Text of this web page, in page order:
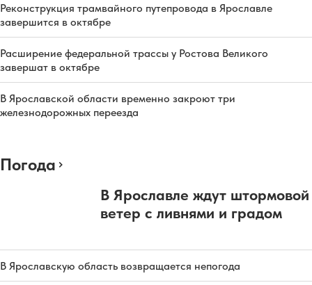
Реконструкция трамвайного путепровода в Ярославле
завершится в октябре
Расширение федеральной трассы у Ростова Великого
завершат в октябре
В Ярославской области временно закроют три
железнодорожных переезда
Погода
В Ярославле ждут штормовой
ветер с ливнями и градом
В Ярославскую область возвращается непогода